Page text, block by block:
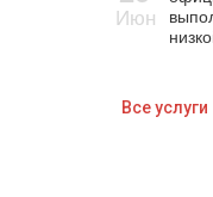
Июн
Все услуги